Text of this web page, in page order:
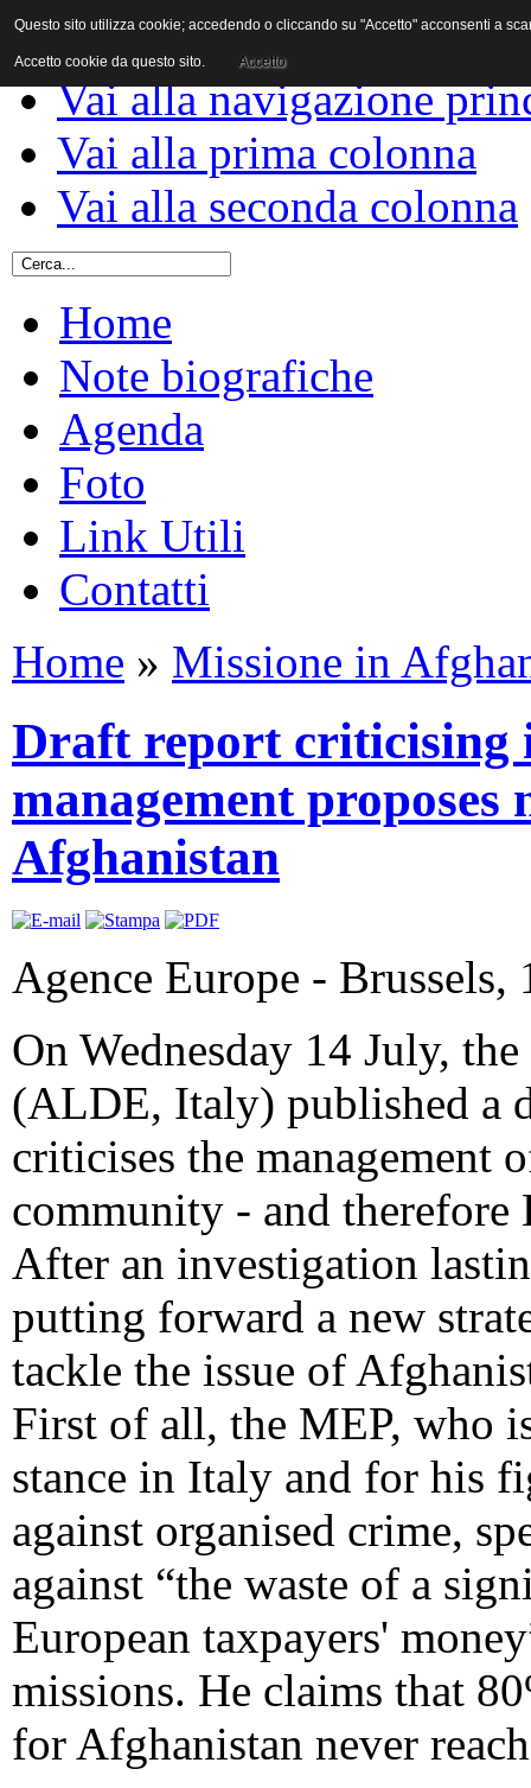
Vai al contenuto
Vai alla navigazione
Vai alla prima colonna
Vai alla seconda colonna
Home
Note biografiche
Agenda
Foto
Link Utili
Contatti
Home » Missione in
Draft report criticising
management
Afghanistan
Agence Europe - Brussels,
On Wednesday 14 July,
(ALDE, Italy) published a
criticises the management
community - and
After an investigation
putting forward a new
tackle the issue of
First of all, the MEP, who
stance in Italy and for his
against organised crime,
against “the waste of a
European taxpayers'
missions. He claims that
for Afghanistan never
Questo sito utilizza cookie; accedendo o cliccando su "Accetto" acconsenti a
Accetto cookie da questo sito. Accetto